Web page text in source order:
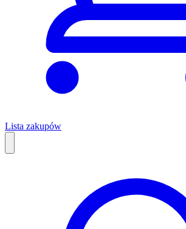
Lista zakupów